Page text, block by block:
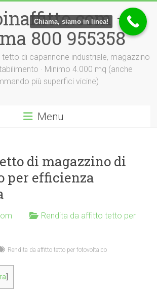
–
800 955358
di capannone industriale, magazzino
· Minimo 4.000 mq (anche
più superfici vicine)
Menu
di magazzino di
per efficienza
Rendita da affitto tetto per
Rendita da affitto tetto per fotovoltaico
Chiama, siamo in linea!